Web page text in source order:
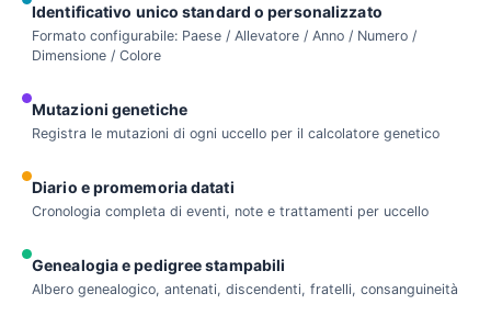
Identificativo unico standard o personalizzato
Formato configurabile: Paese / Allevatore / Anno / Numero /
Dimensione / Colore
Mutazioni genetiche
Registra le mutazioni di ogni uccello per il calcolatore genetico
Diario e promemoria datati
Cronologia completa di eventi, note e trattamenti per uccello
Genealogia e pedigree stampabili
Albero genealogico, antenati, discendenti, fratelli, consanguineità